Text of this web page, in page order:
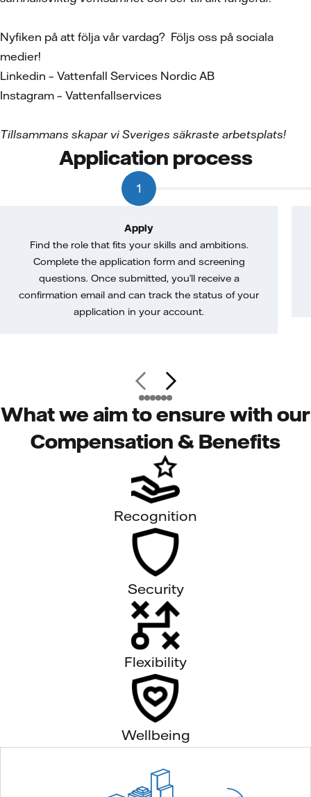
Nyfiken på att följa vår vardag? Följs oss på sociala
medier!
Linkedin – Vattenfall Services Nordic AB
Instagram – Vattenfallservices
Tillsammans skapar vi Sveriges säkraste arbetsplats!
Application process
1
Apply
Find the role that fits your skills and ambitions.
Complete the application form and screening
questions. Once submitted, you’ll receive a
confirmation email and can track the status of your
application in your account.
What we aim to ensure with our
Compensation & Benefits
Recognition
Security
Flexibility
Wellbeing